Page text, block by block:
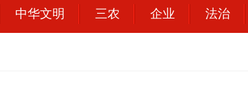
中华文明 三农 企业 法治